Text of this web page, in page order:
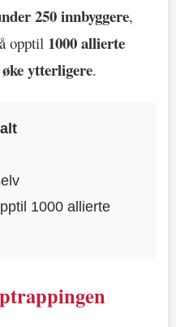
250 innbyggere,
opptil 1000 allierte
øke ytterligere.
1000 allierte